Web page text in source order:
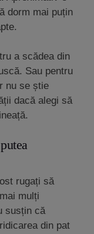
dorm mai puțin
a scădea din
Sau pentru
nu se știe
dacă alegi să
rugați să
mulți
susțin că
din pat